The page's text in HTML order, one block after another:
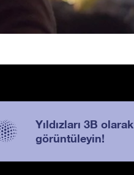
Yıldızları 3B olarak
görüntüleyin!